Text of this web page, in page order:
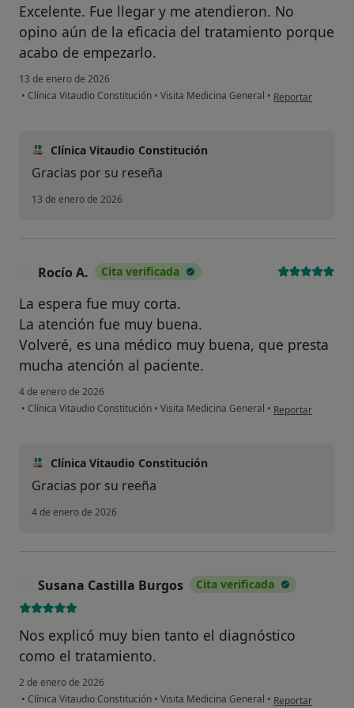
Excelente. Fue llegar y me atendieron. No
opino aún de la eficacia del tratamiento porque
acabo de empezarlo.
13 de enero de 2026
• Clínica Vitaudio Constitución • Visita Medicina General • en opinión del
Reportar
Clínica Vitaudio Constitución
Gracias por su reseña
13 de enero de 2026
Rocío A. Cita verificada
La espera fue muy corta.
La atención fue muy buena.
Volveré, es una médico muy buena, que presta
mucha atención al paciente.
4 de enero de 2026
• Clínica Vitaudio Constitución • Visita Medicina General • en opinión del
Reportar
Clínica Vitaudio Constitución
Gracias por su reeña
4 de enero de 2026
Susana Castilla Burgos Cita verificada
Nos explicó muy bien tanto el diagnóstico
como el tratamiento.
2 de enero de 2026
• Clínica Vitaudio Constitución • Visita Medicina General • en opinión del
Reportar